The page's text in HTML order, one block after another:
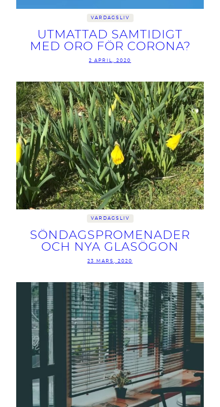
VARDAGSLIV
UTMATTAD SAMTIDIGT
MED ORO FÖR CORONA?
2 APRIL, 2020
VARDAGSLIV
SÖNDAGSPROMENADER
OCH NYA GLASÖGON
23 MARS, 2020